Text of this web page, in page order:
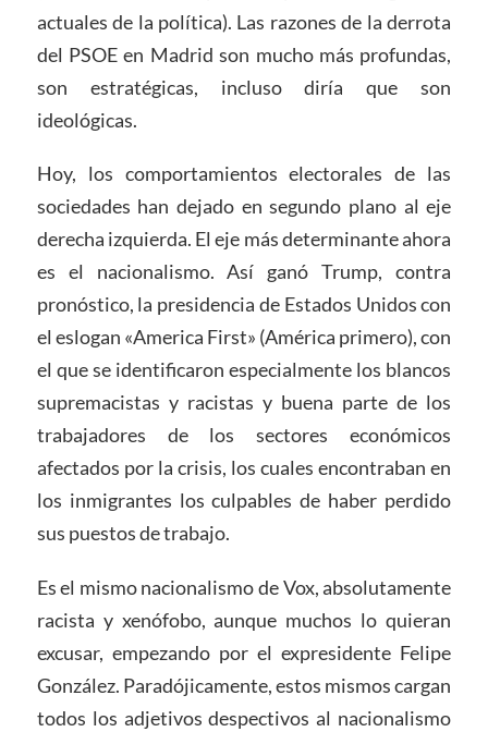
actuales de la política). Las razones de la derrota
del PSOE en Madrid son mucho más profundas,
son estratégicas, incluso diría que son
ideológicas.
Hoy, los comportamientos electorales de las
sociedades han dejado en segundo plano al eje
derecha izquierda. El eje más determinante ahora
es el nacionalismo. Así ganó Trump, contra
pronóstico, la presidencia de Estados Unidos con
el eslogan «America First» (América primero), con
el que se identificaron especialmente los blancos
supremacistas y racistas y buena parte de los
trabajadores de los sectores económicos
afectados por la crisis, los cuales encontraban en
los inmigrantes los culpables de haber perdido
sus puestos de trabajo.
Es el mismo nacionalismo de Vox, absolutamente
racista y xenófobo, aunque muchos lo quieran
excusar, empezando por el expresidente Felipe
González. Paradójicamente, estos mismos cargan
todos los adjetivos despectivos al nacionalismo